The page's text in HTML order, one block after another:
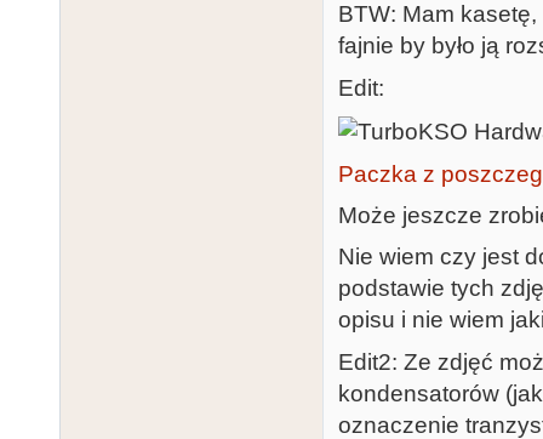
BTW: Mam
fajnie by było ją
Edit:
Paczka z
Może jeszcze
Nie wiem czy jest
podstawie tych
opisu i nie wiem
Edit2: Ze zdjęć
kondensatorów
oznaczenie